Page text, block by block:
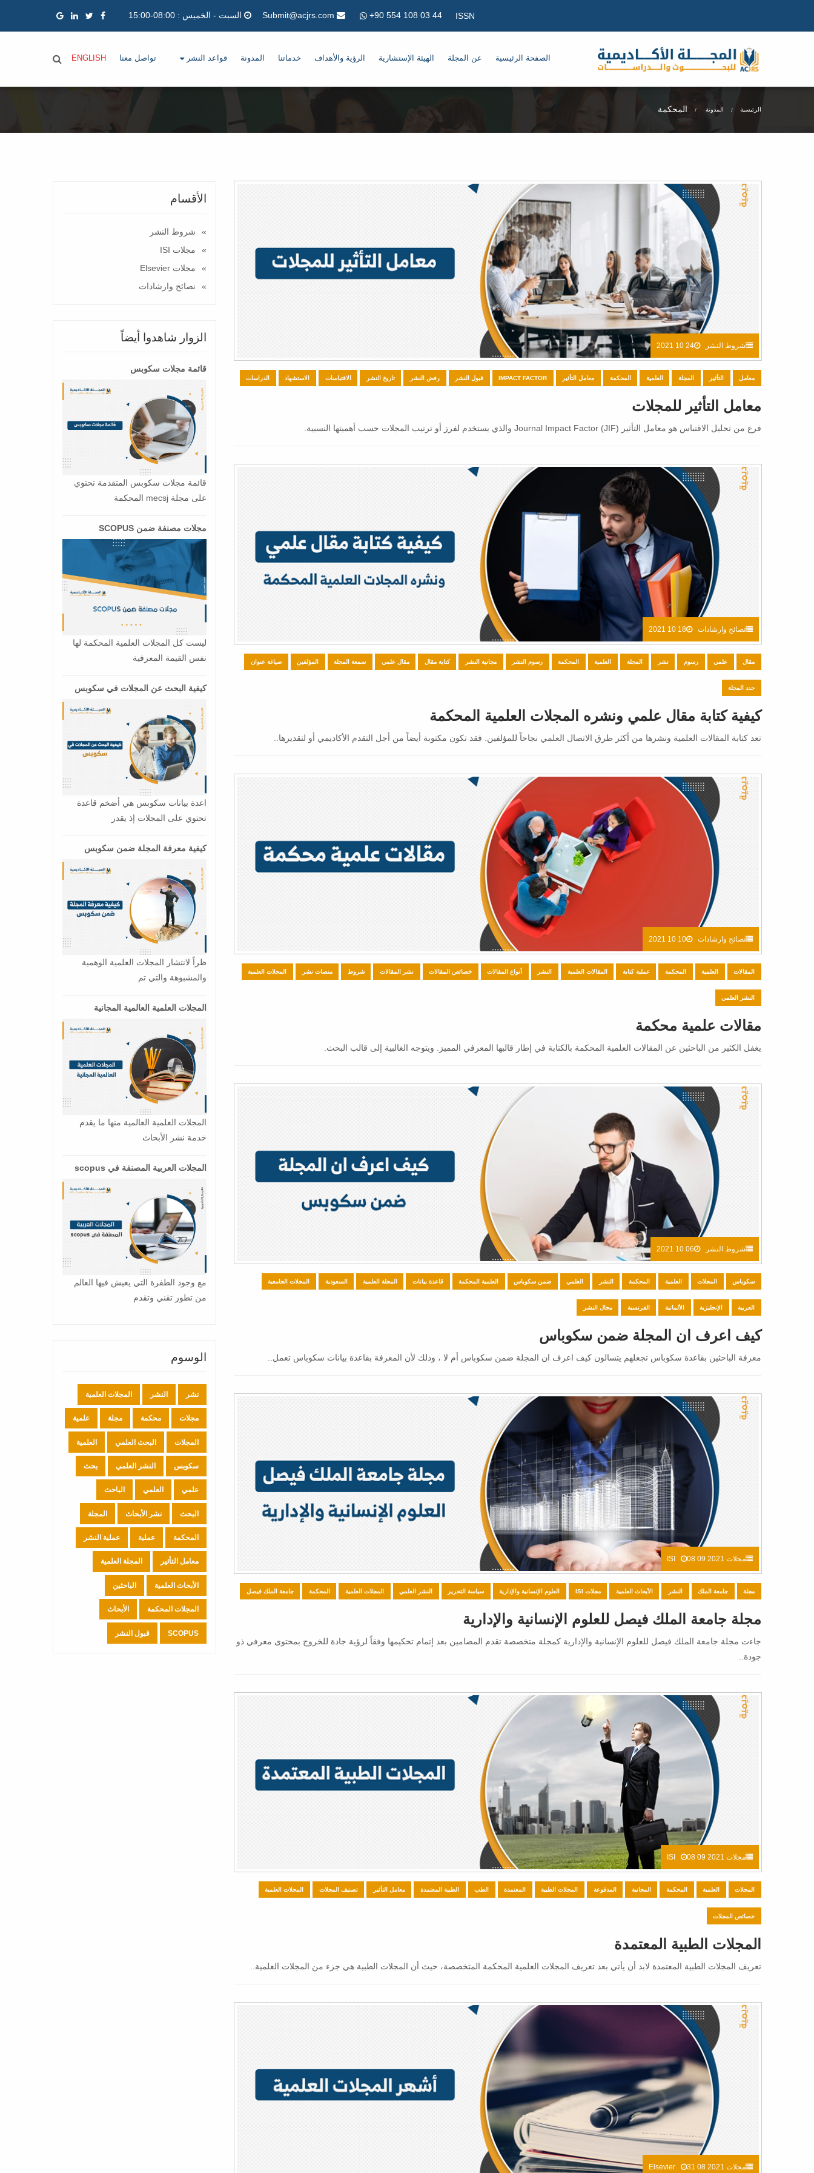
ISSN
+90 554 108 03 44 السبت - الخميس : 08:00-15:00
الصفحة الرئيسية عن المجلة الهيئة الإستشارية الرؤية والأهداف خدماتنا المدونة قواعد النشر تواصل معنا ENGLISH
الرئيسية المدونة المحكمة
شروط النشر 24 10 2021
معامل التأثير المجلة العلمية المحكمة معامل التأثير IMPACT FACTOR قبول النشر رفض النشر تاريخ النشر الاقتباسات الاستشهاد الدراسات
معامل التأثير للمجلات
فرع من تحليل الاقتباس هو معامل التأثير Journal Impact Factor (JIF) والذي يستخدم لفرز أو ترتيب المجلات حسب أهميتها النسبية.
نصائح وارشادات 18 10 2021
مقال علمي رسوم نشر المجلة العلمية المحكمة رسوم النشر مجانية النشر كتابة مقال مقال علمي سمعة المجلة المؤلفين صياغة عنوان
حدد المجلة
كيفية كتابة مقال علمي ونشره المجلات العلمية المحكمة
تعد كتابة المقالات العلمية ونشرها من أكثر طرق الاتصال العلمي نجاحاً للمؤلفين. فقد تكون مكتوبة أيضاً من أجل التقدم الأكاديمي أو لتقديرها..
نصائح وارشادات 10 10 2021
المقالات العلمية المحكمة عملية كتابة المقالات العلمية النشر أنواع المقالات خصائص المقالات نشر المقالات شروط منصات نشر المجلات العلمية
النشر العلمي
مقالات علمية محكمة
يغفل الكثير من الباحثين عن المقالات العلمية المحكمة بالكتابة في إطار قالبها المعرفي المميز. ويتوجه الغالبية إلى قالب البحث.
شروط النشر 06 10 2021
سكوباس المجلات العلمية المحكمة النشر العلمي ضمن سكوباس العلمية المحكمة قاعدة بيانات المجلة العلمية السعودية المجلات الجامعية
العربية الإنجليزية الألمانية الفرنسية مجال النشر
كيف اعرف ان المجلة ضمن سكوباس
معرفة الباحثين بقاعدة سكوباس تجعلهم يتسالون كيف اعرف ان المجلة ضمن سكوباس أم لا ، وذلك لأن المعرفة بقاعدة بيانات سكوباس تعمل..
مجلات ISI 08 09 2021
مجلة جامعة الملك النشر الأبحاث العلمية مجلات ISI العلوم الإنسانية والإدارية سياسة التحرير النشر العلمي المجلات العلمية المحكمة جامعة الملك فيصل
مجلة جامعة الملك فيصل للعلوم الإنسانية والإدارية
جاءت مجلة جامعة الملك فيصل للعلوم الإنسانية والإدارية كمجلة متخصصة تقدم المضامين بعد إتمام تحكيمها وفقاً لرؤية جادة للخروج بمحتوى معرفي ذو
جودة..
مجلات ISI 08 09 2021
المجلات العلمية المحكمة المجانية المدفوعة المجلات الطبية المعتمدة الطب الطبية المعتمدة معامل التأثير تصنيف المجلات المجلات العلمية
خصائص المجلات
المجلات الطبية المعتمدة
تعريف المجلات الطبية المعتمدة لابد أن يأتي بعد تعريف المجلات العلمية المحكمة المتخصصة، حيث أن المجلات الطبية هي جزء من المجلات العلمية..
مجلات Elsevier 31 08 2021
الأقسام
شروط النشر
مجلات ISI
مجلات Elsevier
نصائح وارشادات
الزوار شاهدوا أيضاً
قائمة مجلات سكوبس
قائمة مجلات سكوبس المتقدمة تحتوي
على مجلة mecsj المحكمة
مجلات مصنفة ضمن SCOPUS
ليست كل المجلات العلمية المحكمة لها
نفس القيمة المعرفية
كيفية البحث عن المجلات في سكوبس
اعدة بيانات سكوبس هي أضخم قاعدة
تحتوي على المجلات إذ يقدر
كيفية معرفة المجلة ضمن سكوبس
ظراً لانتشار المجلات العلمية الوهمية
والمشبوهة والتي تم
المجلات العلمية العالمية المجانية
المجلات العلمية العالمية منها ما يقدم
خدمة نشر الأبحاث
المجلات العربية المصنفة في scopus
مع وجود الطفرة التي يعيش فيها العالم
من تطور تقني وتقدم
الوسوم
نشر النشر المجلات العلمية
مجلات محكمة مجلة علمية
المجلات البحث العلمي العلمية
سكوبس النشر العلمي بحث
علمي العلمي الباحث
البحث نشر الأبحاث المجلة
المحكمة عملية عملية النشر
معامل التأثير المجلة العلمية
الأبحاث العلمية الباحثين
المجلات المحكمة الأبحاث
SCOPUS قبول النشر